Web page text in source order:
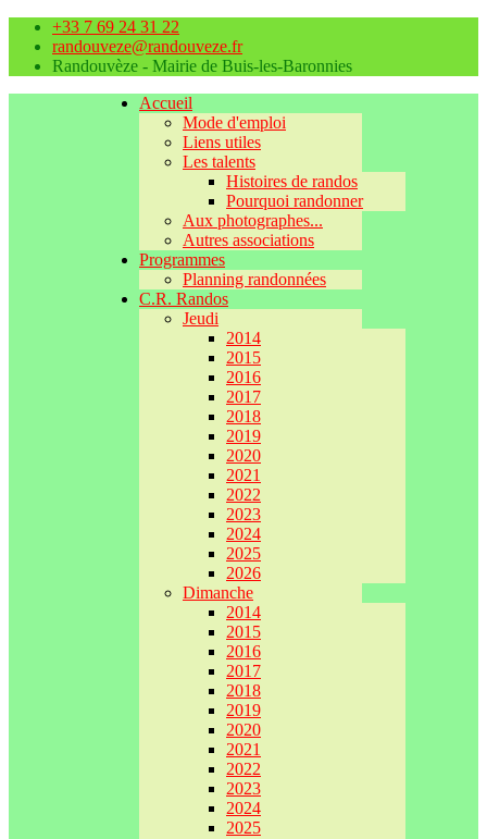
+33 7 69 24 31 22
randouveze@randouveze.fr
Randouvèze - Mairie de Buis-les-Baronnies
Accueil
Mode d'emploi
Liens utiles
Les talents
Histoires de randos
Pourquoi randonner
Aux photographes...
Autres associations
Programmes
Planning randonnées
C.R. Randos
Jeudi
2014
2015
2016
2017
2018
2019
2020
2021
2022
2023
2024
2025
2026
Dimanche
2014
2015
2016
2017
2018
2019
2020
2021
2022
2023
2024
2025